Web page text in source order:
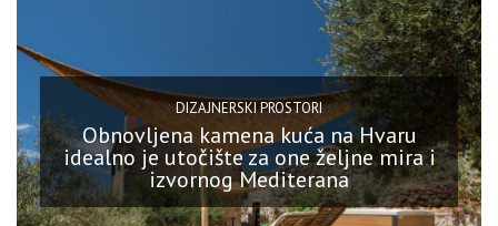
DIZAJNERSKI PROSTORI
Obnovljena kamena kuća na Hvaru
idealno je utočište za one željne mira i
izvornog Mediterana